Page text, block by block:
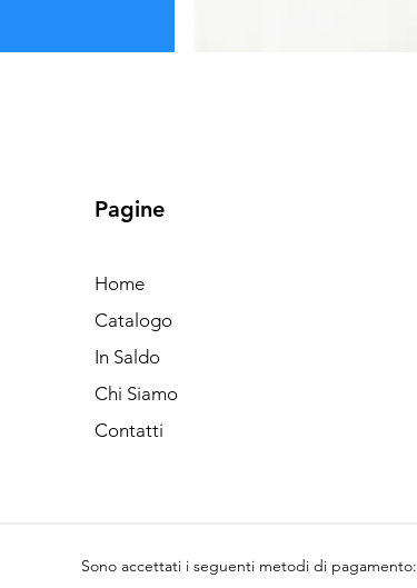
Pagine
Home
Catalogo
In Saldo
Chi Siamo
Contatti
Sono accettati i seguenti metodi di pagamento: